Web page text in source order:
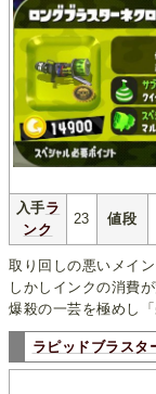
入手ラ
ンク
23 値段
取り回しの悪いメイ
しかしインクの消費
爆殺の一芸を極めし
ラピッドブラスタ